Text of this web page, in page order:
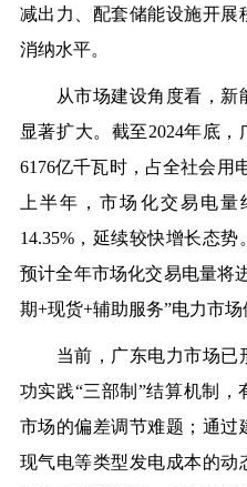
减出力、配套储能设施开
消纳水平。
从市场建设角度看，新
显著扩大。截至2024年底
6176亿千瓦时，占全社会用
上半年，市场化交易电
14.35%，延续较快增长态
预计全年市场化交易电量将
期+现货+辅助服务”电力市场
当前，广东电力市场已
功实践“三部制”结算机制
市场的偏差调节难题；通
现气电等类型发电成本的